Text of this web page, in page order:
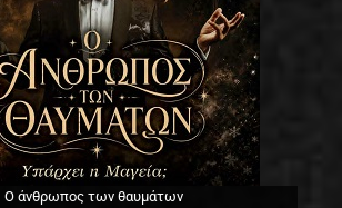
Ο άνθρωπος των θαυμάτων